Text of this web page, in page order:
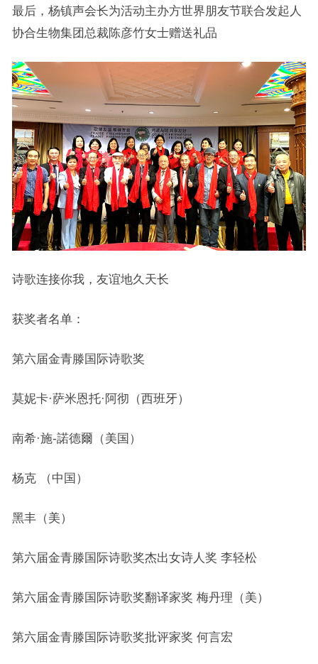
最后，杨镇声会长为活动主办方世界朋友节联合发起人
协合生物集团总裁陈彦竹女士赠送礼品
诗歌连接你我，友谊地久天长
获奖者名单：
第六届金青滕国际诗歌奖
莫妮卡·萨米恩托·阿彻（西班牙）
南希·施-諾德爾（美国）
杨克 （中国）
黑丰（美）
第六届金青滕国际诗歌奖杰出女诗人奖 李轻松
第六届金青滕国际诗歌奖翻译家奖 梅丹理（美）
第六届金青滕国际诗歌奖批评家奖 何言宏